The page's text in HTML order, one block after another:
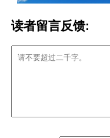
读者留言反馈: